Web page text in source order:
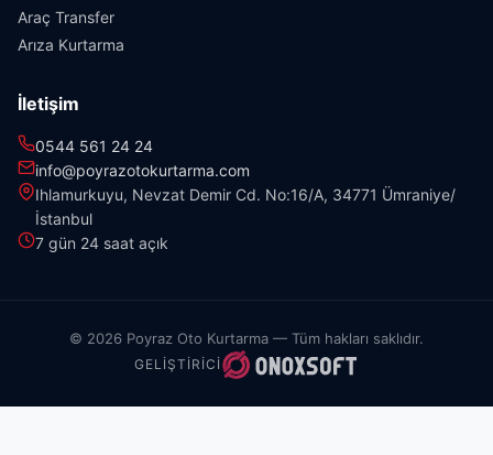
Araç Transfer
Arıza Kurtarma
İletişim
0544 561 24 24
info@poyrazotokurtarma.com
Ihlamurkuyu, Nevzat Demir Cd. No:16/A, 34771 Ümraniye/
İstanbul
7 gün 24 saat açık
© 2026 Poyraz Oto Kurtarma — Tüm hakları saklıdır.
GELIŞTIRICI